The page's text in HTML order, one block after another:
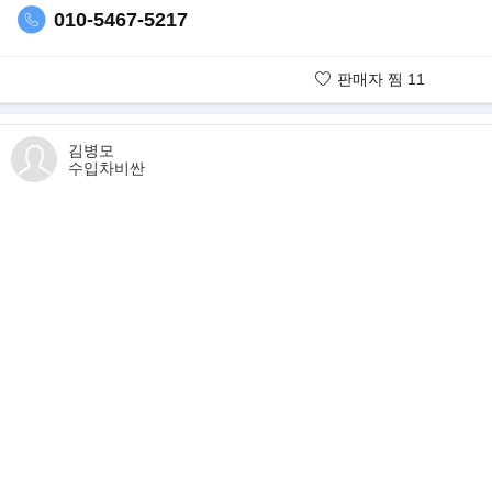
수입차 비싼은 고퀄리티 차량 판매를 목표로 지향합니다.
저희 수입차 비싼은 최고의 차량을 선별해서.. 완벽한 고퀄리티 차량만
▶최고 기함!! BMW 뉴 750Li xDrive
BMW가 최근 출시한 신형 7시리즈는 6세대 모델이다. BMW의 전통을
010-5467-5217
판매자 찜 11
판매자 보유매물
김병모
수입차비싼